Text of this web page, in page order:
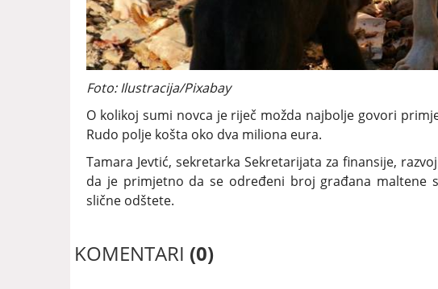
Foto: Ilustracija/Pixabay
O kolikoj sumi novca je riječ možda najbolje govori
Rudo polje košta oko dva miliona eura.
Tamara Jevtić, sekretarka Sekretarijata za finansije,
da je primjetno da se određeni broj građana maltene
slične odštete.
KOMENTARI (0)